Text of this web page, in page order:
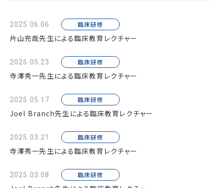
2025.06.06 臨床研修
片山充哉先生による臨床教育レクチャー
2025.05.23 臨床研修
寺澤秀一先生による臨床教育レクチャー
2025.05.17 臨床研修
Joel Branch先生による臨床教育レクチャー
2025.03.21 臨床研修
寺澤秀一先生による臨床教育レクチャー
2025.03.08 臨床研修